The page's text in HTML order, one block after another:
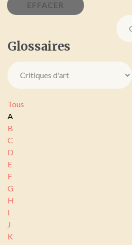
Glossaires
Tous
A
B
C
D
E
F
G
H
I
J
K